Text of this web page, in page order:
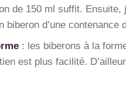
de 150 ml suffit. Ensuite,
biberon d’une
: les biberons à la
est plus facilité.